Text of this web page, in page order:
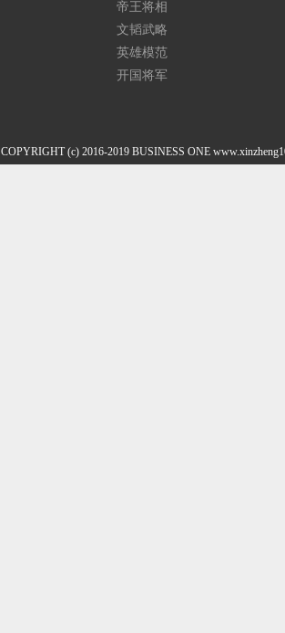
帝王将相
文韬武略
英雄模范
开国将军
COPYRIGHT (c) 2016-2019 BUSINESS ONE